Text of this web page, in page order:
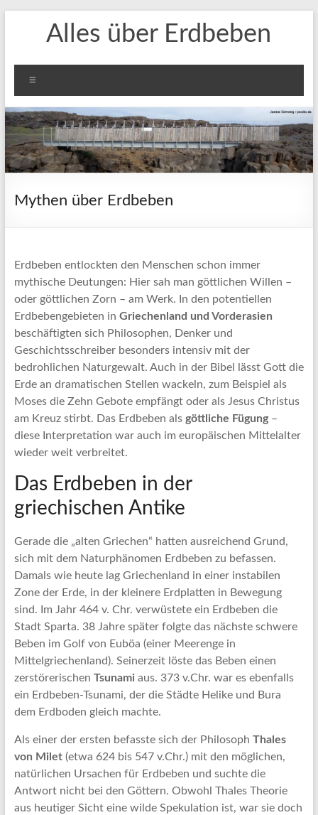
springenAlles über Erdbeben
Mythen über Erdbeben
Erdbeben entlockten den Menschen schon immer
mythische Deutungen: Hier sah man göttlichen Willen –
oder göttlichen Zorn – am Werk. In den potentiellen
Erdbebengebieten in Griechenland und Vorderasien
beschäftigten sich Philosophen, Denker und
Geschichtsschreiber besonders intensiv mit der
bedrohlichen Naturgewalt. Auch in der Bibel lässt Gott die
Erde an dramatischen Stellen wackeln, zum Beispiel als
Moses die Zehn Gebote empfängt oder als Jesus Christus
am Kreuz stirbt. Das Erdbeben als göttliche Fügung–
diese Interpretation war auch im europäischen Mittelalter
wieder weit verbreitet.
Das Erdbeben in der
griechischen Antike
Gerade die „alten Griechen“ hatten ausreichend Grund,
sich mit dem Naturphänomen Erdbeben zu befassen.
Damals wie heute lag Griechenland in einer instabilen
Zone der Erde, in der kleinere Erdplatten in Bewegung
sind. Im Jahr 464 v. Chr. verwüstete ein Erdbeben die
Stadt Sparta. 38 Jahre später folgte das nächste schwere
Beben im Golf von Euböa (einer Meerenge in
Mittelgriechenland). Seinerzeit löste das Beben einen
zerstörerischen Tsunami aus. 373 v.Chr. war es ebenfalls
ein Erdbeben-Tsunami, der die Städte Helike und Bura
dem Erdboden gleich machte.
Als einer der ersten befasste sich der Philosoph Thales
von Milet(etwa 624 bis 547 v.Chr.) mit den möglichen,
natürlichen Ursachen für Erdbeben und suchte die
Antwort nicht bei den Göttern. Obwohl Thales Theorie
aus heutiger Sicht eine wilde Spekulation ist, war sie doch